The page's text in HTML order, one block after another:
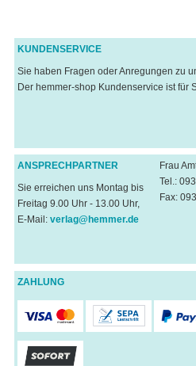
KUNDENSERVICE
Sie haben Fragen oder Anregungen zu
Der hemmer-shop Kundenservice ist für
ANSPRECHPARTNER
Sie erreichen uns Montag bis
Freitag 9.00 Uhr - 13.00 Uhr,
E-Mail: verlag@hemmer.de
Frau
Tel.:
Fax:
ZAHLUNG